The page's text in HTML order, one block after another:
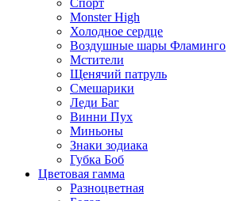
Monster High
Холодное сердце
Воздушные шары Фламинго
Мстители
Щенячий патруль
Смешарики
Леди Баг
Винни Пух
Миньоны
Знаки зодиака
Губка Боб
Цветовая гамма
Разноцветная